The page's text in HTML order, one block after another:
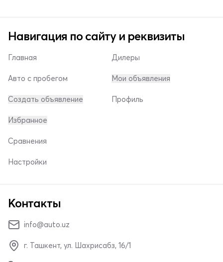
Навигация по сайту и реквизиты
Главная
Авто с пробегом
Создать объявление
Дилеры
Мои объявления
Профиль
Избранное
Сравнения
Настройки
Контакты
info@auto.uz
г. Ташкент, ул. Шахрисабз, 16/1